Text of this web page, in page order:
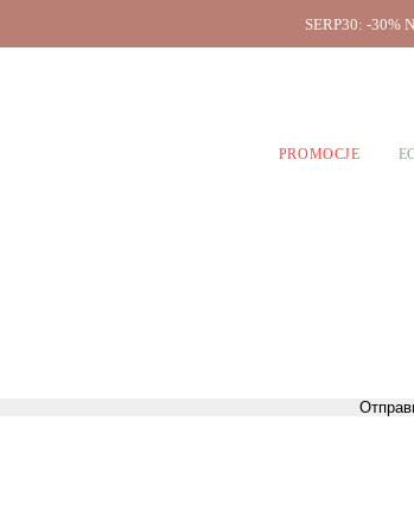
SERP30: -30%
PROMOCJE